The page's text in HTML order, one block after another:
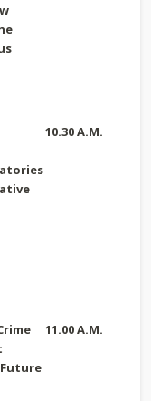
10.30 A.M.
11.00 A.M.